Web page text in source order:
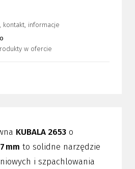
kontakt, informacje
w ofercie
KUBALA 2653 o
mm to solidne narzędzie
i szpachlowania